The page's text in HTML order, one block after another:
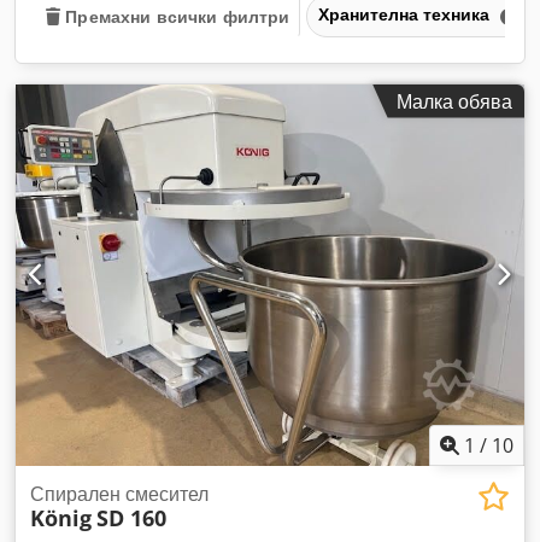
Премахни всички филтри Хранителна техника
Малка обява
1 / 10
Спирален смесител
KönigSD 160